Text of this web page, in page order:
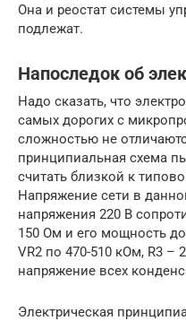
Она и реостат системы
подлежат.
Напоследок об
Надо сказать, что
самых дорогих с
сложностью не
принципиальная схема
считать близкой к
Напряжение сети в
напряжения 220 В
150 Ом и его мощность до
VR2 по 470-510 кОм, R3 –
напряжение всех
Электрическая